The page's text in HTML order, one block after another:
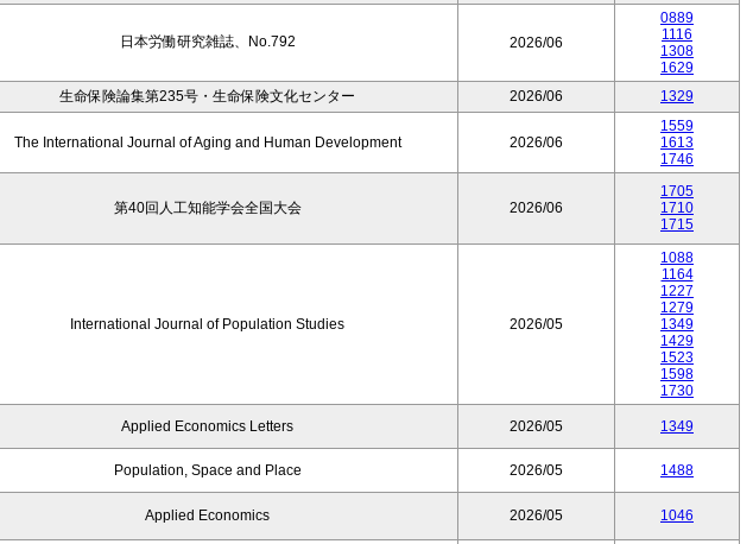
日本労働研究雑誌、No.792 2026/06
0889
1116
1308
1629
生命保険論集第235号・生命保険文化センター 2026/06 1329
The International Journal of Aging and Human Development 2026/06
1559
1613
1746
第40回人工知能学会全国大会 2026/06
1705
1710
1715
International Journal of Population Studies 2026/05
1088
1164
1227
1279
1349
1429
1523
1598
1730
Applied Economics Letters 2026/05 1349
Population, Space and Place 2026/05 1488
Applied Economics 2026/05 1046